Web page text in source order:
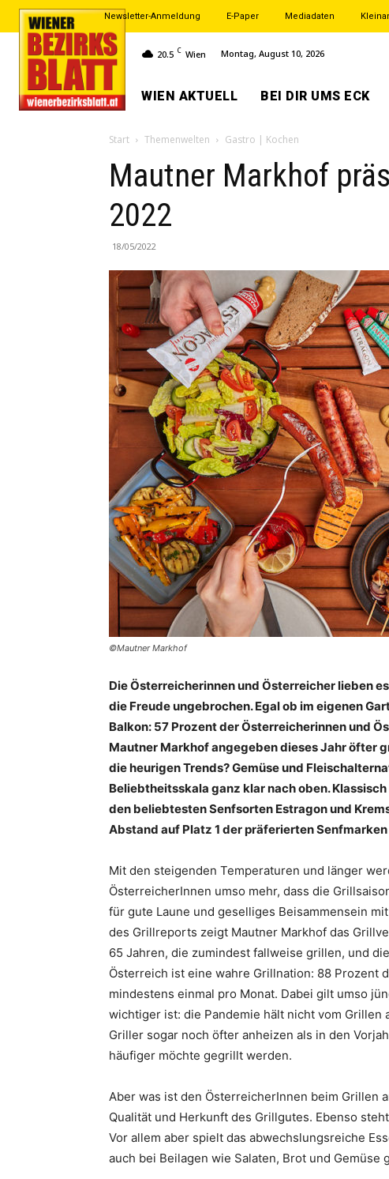
Newsletter-Anmeldung E-Paper Mediadaten
20.5 C Wien Montag, August 10, 2026
WIEN AKTUELL BEI DIR UMS ECK
Start Themenwelten Gastro | Kochen
Mautner Markhof
2022
18/05/2022
©Mautner Markhof
Die Österreicherinnen und Österreicher lieben
die Freude ungebrochen. Egal ob im eigenen
Balkon: 57 Prozent der Österreicherinnen und
Mautner Markhof angegeben dieses Jahr öfter
die heurigen Trends? Gemüse und
Beliebtheitsskala ganz klar nach oben.
den beliebtesten Senfsorten Estragon und
Abstand auf Platz 1 der präferierten
Mit den steigenden Temperaturen und länger
ÖsterreicherInnen umso mehr, dass die
für gute Laune und geselliges Beisammensein
des Grillreports zeigt Mautner Markhof das
65 Jahren, die zumindest fallweise grillen, und
Österreich ist eine wahre Grillnation: 88 Prozent
mindestens einmal pro Monat. Dabei gilt umso
wichtiger ist: die Pandemie hält nicht vom
Griller sogar noch öfter anheizen als in den
häufiger möchte gegrillt werden.
Aber was ist den ÖsterreicherInnen beim Grillen
Qualität und Herkunft des Grillgutes. Ebenso
Vor allem aber spielt das abwechslungsreiche
auch bei Beilagen wie Salaten, Brot und Gemüse